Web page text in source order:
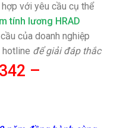
hợp với yêu cầu cụ thể
tính lương HRAD
của doanh nghiệp
hotline để giải đáp thắc
–